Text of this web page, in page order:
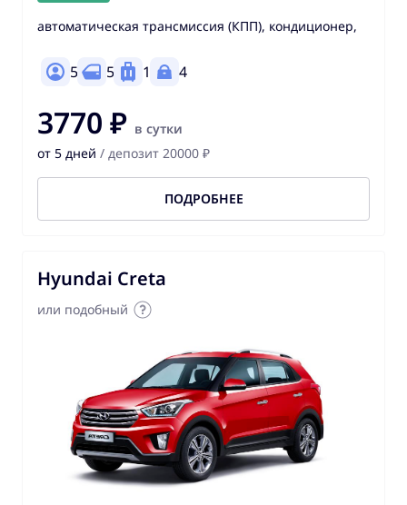
автоматическая трансмиссия (КПП), кондиционер,
5 5 1 4
3770 ₽ в сутки
от 5 дней / депозит 20000 ₽
ПОДРОБНЕЕ
Hyundai Creta
или подобный